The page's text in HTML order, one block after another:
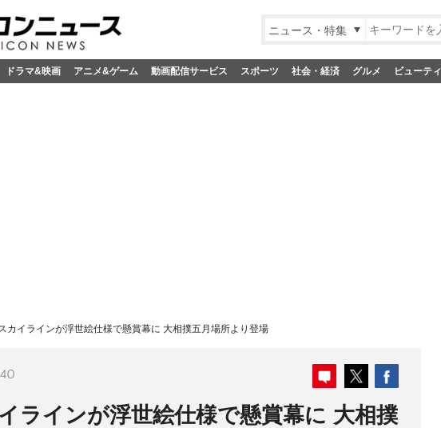
ニュース・特集
ドラマ&映画 アニメ&ゲーム 動画配信サービス スポーツ 社会・経済 グルメ ビューティ
カイラインが浮世絵仕様で懸賞幕に 大相撲五月場所より登場
ラインが浮世絵仕様で懸賞幕に 大相撲